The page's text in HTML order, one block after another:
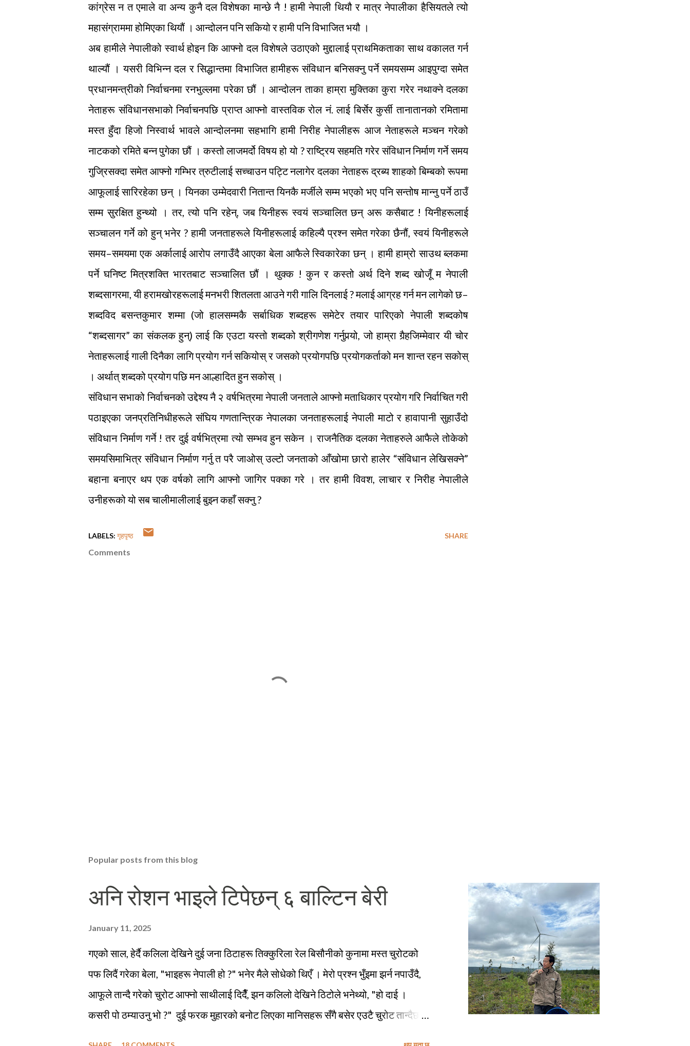
कांग्रेस न त एमाले वा अन्य कुनै दल विशेषका मान्छे नै ! हामी नेपाली थियौ र मात्र नेपालीका हैसियतले त्यो
महासंग्राममा होमिएका थियौं । आन्दोलन पनि सकियो र हामी पनि विभाजित भयौ ।
अब हामीले नेपालीको स्वार्थ होइन कि आफ्नो दल विशेषले उठाएको मुद्दालाई प्राथमिकताका साथ वकालत गर्न
थाल्यौं । यसरी विभिन्न दल र सिद्धान्तमा विभाजित हामीहरू संविधान बनिसक्नु पर्ने समयसम्म आइपुग्दा समेत
प्रधानमन्त्रीको निर्वाचनमा रनभुल्लमा परेका छौं । आन्दोलन ताका हाम्रा मुक्तिका कुरा गरेर नथाक्ने दलका
नेताहरू संविधानसभाको निर्वाचनपछि प्राप्त आफ्नो वास्तविक रोल नं. लाई बिर्सेर कुर्सी तानातानको रमितामा
मस्त हुँदा हिजो निस्वार्थ भावले आन्दोलनमा सहभागि हामी निरीह नेपालीहरू आज नेताहरूले मञ्चन गरेको
नाटकको रमिते बन्न पुगेका छौं । कस्तो लाजमर्दो विषय हो यो ? राष्ट्रिय सहमति गरेर संविधान निर्माण गर्ने समय
गुज्रिसक्दा समेत आफ्नो गम्भिर त्रुटीलाई सच्चाउन पट्टि नलागेर दलका नेताहरू द्रब्य शाहको बिम्बको रूपमा
आफूलाई सारिरहेका छन् । यिनका उम्मेदवारी नितान्त यिनकै मर्जीले सम्म भएको भए पनि सन्तोष मान्नु पर्ने ठाउँ
सम्म सुरक्षित हुन्थ्यो । तर, त्यो पनि रहेन्, जब यिनीहरू स्वयं सञ्चालित छन् अरू कसैबाट ! यिनीहरूलाई
सञ्चालन गर्ने को हुन् भनेर ? हामी जनताहरूले यिनीहरूलाई कहिल्यै प्रश्न समेत गरेका छैनौं, स्वयं यिनीहरूले
समय–समयमा एक अर्कालाई आरोप लगाउँदै आएका बेला आफैले स्विकारेका छन् । हामी हाम्रो साउथ ब्लकमा
पर्ने घनिष्ट मित्रशक्ति भारतबाट सञ्चालित छौं । थुक्क ! कुन र कस्तो अर्थ दिने शब्द खोजूँ म नेपाली
शब्दसागरमा, यी हरामखोरहरूलाई मनभरी शितलता आउने गरी गालि दिनलाई ? मलाई आग्रह गर्न मन लागेको छ–
शब्दविद बसन्तकुमार शम्मा (जो हालसम्मकै सर्बाधिक शब्दहरू समेटेर तयार पारिएको नेपाली शब्दकोष
“शब्दसागर” का संकलक हुन्) लाई कि एउटा यस्तो शब्दको श्रीगणेश गर्नुपर्‍यो, जो हाम्रा गैर्‍हजिम्मेवार यी चोर
नेताहरूलाई गाली दिनैका लागि प्रयोग गर्न सकियोस् र जसको प्रयोगपछि प्रयोगकर्ताको मन शान्त रहन सकोस्
। अर्थात् शब्दको प्रयोग पछि मन आल्हादित हुन सकोस् ।
संविधान सभाको निर्वाचनको उद्देश्य नै २ वर्षभित्रमा नेपाली जनताले आफ्नो मताधिकार प्रयोग गरि निर्वाचित गरी
पठाइएका जनप्रतिनिधीहरूले संघिय गणतान्त्रिक नेपालका जनताहरूलाई नेपाली माटो र हावापानी सुहाउँदो
संविधान निर्माण गर्ने ! तर दुई वर्षभित्रमा त्यो सम्भव हुन सकेन । राजनैतिक दलका नेताहरुले आफैले तोकेको
समयसिमाभित्र संविधान निर्माण गर्नु त परै जाओस् उल्टो जनताको आँखोमा छारो हालेर “संविधान लेखिसक्ने”
बहाना बनाएर थप एक वर्षको लागि आफ्नो जागिर पक्का गरे । तर हामी विवश, लाचार र निरीह नेपालीले
उनीहरूको यो सब चालीमालीलाई बुझ्न कहाँ सक्नु ?
LABELS: गृहपृष्ठ SHARE
Comments
Popular posts from this blog
अनि रोशन भाइले टिपेछन् ६ बाल्टिन बेरी
January 11, 2025
गएको साल, हेर्दै कलिला देखिने दुई जना ठिटाहरू तिक्कुरिला रेल बिसौनीको कुनामा मस्त चुरोटको
पफ लिदैं गरेका बेला, "भाइहरू नेपाली हो ?" भनेर मैले सोधेको थिएँ । मेरो प्रश्न भुँइमा झर्न नपाउँदै,
आफूले तान्दै गरेको चुरोट आफ्नो साथीलाई दिदैँ, झन कलिलो देखिने ठिटोले भनेथ्यो, "हो दाई ।
कसरी पो ठम्याउनु भो ?" दुई फरक मुहारको बनोट लिएका मानिसहरू सँगै बसेर एउटै चुरोट तान्दैछन्